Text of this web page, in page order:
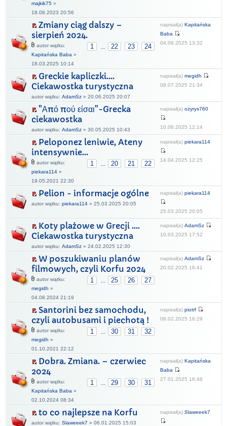
majkik75 »
18.08.2023 20:56
Zmiany ciąg dalszy –
sierpień 2024.
1 22 23 24
autor wątku:
Kapitańska Baba »
18.03.2025 10:14
napisał(a) Kapitańska
Baba
04.08.2025 13:32
Greckie kapliczki....
Ciekawostka turystyczna
autor wątku: AdamSz » 20.06.2025 20:07
napisał(a) megidh
08.07.2025 21:34
"Από πού είσαι"-Grecka
ciekawostka
autor wątku: AdamSz » 30.05.2025 10:43
napisał(a) ozyrys760
10.06.2025 12:14
Peloponez leniwie, Ateny
intensywnie…
1 20 21 22
autor wątku:
piekara114 »
19.05.2021 22:30
napisał(a) piekara114
14.04.2025 12:25
Pelion - informacje ogólne
autor wątku: piekara114 » 25.03.2025 20:05
napisał(a) piekara114
25.03.2025 20:05
Koty plażowe w Grecji ....
Ciekawostka turystyczna
autor wątku: AdamSz » 24.02.2025 12:30
napisał(a) AdamSz
10.03.2025 17:52
W poszukiwaniu planów
filmowych, czyli Korfu 2024
1 25 26 27
autor wątku:
megidh »
04.08.2024 21:19
napisał(a) AdamSz
20.02.2025 16:41
Santorini bez samochodu,
czyli autobusami i piechotą !
1 30 31 32
autor wątku:
megidh »
01.10.2021 22:12
napisał(a) piotrf
08.02.2025 16:29
Dobra. Zmiana. – czerwiec
2024
1 29 30 31
autor wątku:
Kapitańska Baba »
02.10.2024 08:34
napisał(a) Kapitańska
Baba
27.01.2025 16:48
to co najlepsze na Korfu
autor wątku: Slaweeek7 » 06.01.2025 15:03
napisał(a) Slaweeek7